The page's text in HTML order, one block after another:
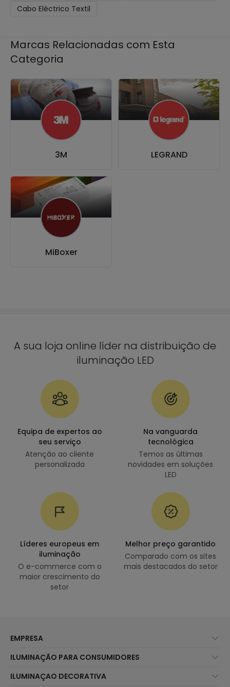
Cabo Eléctrico Textil
Marcas Relacionadas com Esta
Categoria
3M LEGRAND
MiBoxer
A sua loja online líder na distribuição de
iluminação LED
Equipa de expertos ao
seu serviço
Atenção ao cliente
personalizada
Na vanguarda
tecnológica
Temos as últimas
novidades em soluções
LED
Líderes europeus em
iluminação
O e-commerce com o
maior crescimento do
setor
Melhor preço garantido
Comparado com os sites
mais destacados do setor
EMPRESA
Atendimento ao Cliente
Métodos de Envio
ILUMINAÇÃO PARA CONSUMIDORES
Marcas
ILUMINAÇAO DECORATIVA